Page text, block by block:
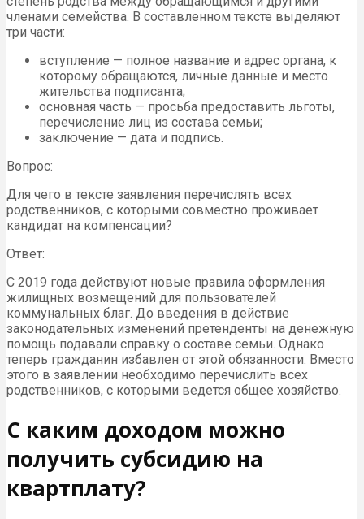
членами семейства. В составленном тексте выделяют
три части:
вступление — полное название и адрес органа, к
которому обращаются, личные данные и место
жительства подписанта;
основная часть — просьба предоставить льготы,
перечисление лиц из состава семьи;
заключение — дата и подпись.
Вопрос:
Для чего в тексте заявления перечислять всех
родственников, с которыми совместно проживает
кандидат на компенсации?
Ответ:
С 2019 года действуют новые правила оформления
жилищных возмещений для пользователей
коммунальных благ. До введения в действие
законодательных изменений претенденты на денежную
помощь подавали справку о составе семьи. Однако
теперь гражданин избавлен от этой обязанности. Вместо
этого в заявлении необходимо перечислить всех
родственников, с которыми ведется общее хозяйство.
С каким доходом можно
получить субсидию на
квартплату?